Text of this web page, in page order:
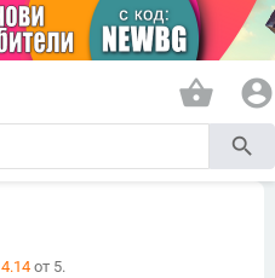
shopping_basket account_circle
search
4.14от 5.